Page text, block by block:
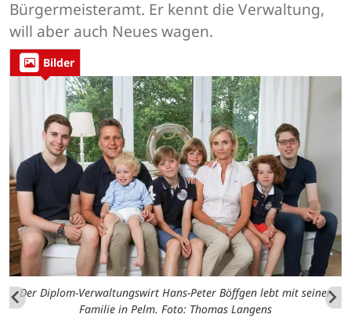
Bürgermeisteramt. Er kennt die Verwaltung,
will aber auch Neues wagen.
Bilder
Der Diplom-Verwaltungswirt Hans-Peter Böffgen lebt mit seiner
Familie in Pelm. Foto: Thomas Langens